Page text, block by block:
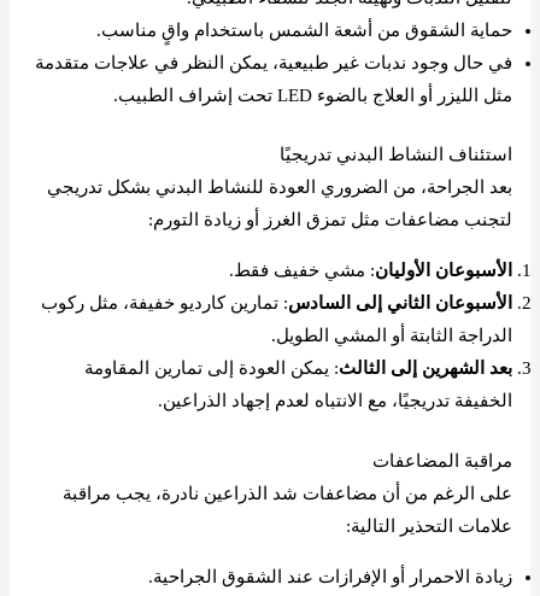
حماية الشقوق من أشعة الشمس باستخدام واقٍ مناسب.
في حال وجود ندبات غير طبيعية، يمكن النظر في علاجات متقدمة
مثل الليزر أو العلاج بالضوء LED تحت إشراف الطبيب.
استئناف النشاط البدني تدريجيًا
بعد الجراحة، من الضروري العودة للنشاط البدني بشكل تدريجي
لتجنب مضاعفات مثل تمزق الغرز أو زيادة التورم:
الأسبوعان الأوليان: مشي خفيف فقط.
الأسبوعان الثاني إلى السادس: تمارين كارديو خفيفة، مثل ركوب
الدراجة الثابتة أو المشي الطويل.
بعد الشهرين إلى الثالث: يمكن العودة إلى تمارين المقاومة
الخفيفة تدريجيًا، مع الانتباه لعدم إجهاد الذراعين.
مراقبة المضاعفات
على الرغم من أن مضاعفات شد الذراعين نادرة، يجب مراقبة
علامات التحذير التالية:
زيادة الاحمرار أو الإفرازات عند الشقوق الجراحية.